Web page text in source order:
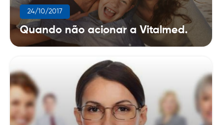
24/10/2017
Quando não acionar a Vitalmed.